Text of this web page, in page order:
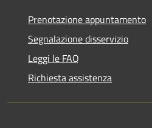
Prenotazione appuntamento
Segnalazione disservizio
Leggi le FAQ
Richiesta assistenza